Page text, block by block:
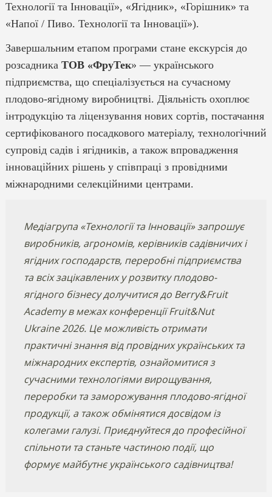
Технології та Інновації», «Ягідник», «Горішник» та
«Напої / Пиво. Технології та Інновації»).
Завершальним етапом програми стане екскурсія до
розсадника ТОВ «ФруТек» — українського
підприємства, що спеціалізується на сучасному
плодово-ягідному виробництві. Діяльність охоплює
інтродукцію та ліцензування нових сортів, постачання
сертифікованого посадкового матеріалу, технологічний
супровід садів і ягідників, а також впровадження
інноваційних рішень у співпраці з провідними
міжнародними селекційними центрами.
Медіагрупа «Технології та Інновації» запрошує
виробників, агрономів, керівників садівничих і
ягідних господарств, переробні підприємства
та всіх зацікавлених у розвитку плодово-
ягідного бізнесу долучитися до Berry&Fruit
Academy в межах конференції Fruit&Nut
Ukraine 2026. Це можливість отримати
практичні знання від провідних українських та
міжнародних експертів, ознайомитися з
сучасними технологіями вирощування,
переробки та заморожування плодово-ягідної
продукції, а також обмінятися досвідом із
колегами галузі. Приєднуйтеся до професійної
спільноти та станьте частиною події, що
формує майбутнє українського садівництва!